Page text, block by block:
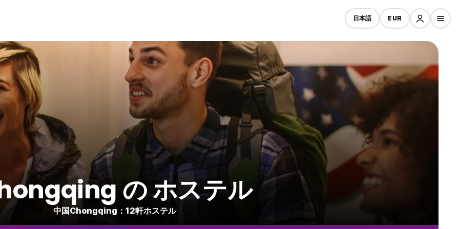
日本語 EUR
の ホステル
中国Chongqing：12軒ホステル